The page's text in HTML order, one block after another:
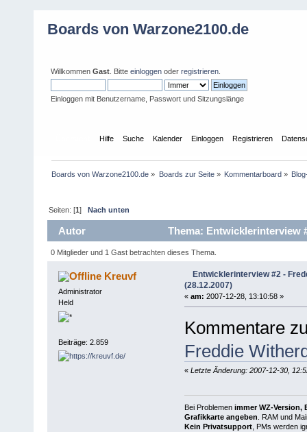
Boards von Warzone2100.de
Willkommen Gast . Bitte einloggen oder registrieren
Einloggen mit Benutzername, Passwort und Sitzungslänge
Hilfe Suche Kalender Einloggen Registrieren
Boards von Warzone2100.de » Boards zur Seite» Kommentarboard»
Seiten: [1]Nach unten
Autor Thema: Entwicklerinterview
0 Mitglieder und 1 Gast betrachten dieses Thema.
Kreuvf
Administrator
Held
Beiträge: 2.859
Entwicklerinterview #2 -
(28.12.2007)
« am: 2007-12-28, 13:10:58 »
Kommentare
Freddie
« Letzte Änderung: 2007-12-30,
Bei Problemen immer WZ-Version,
Grafikkarte angeben . RAM und
Kein Privatsupport, PMs werden